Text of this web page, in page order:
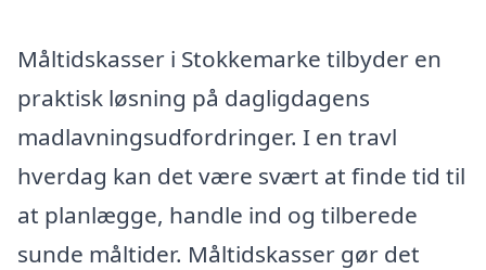
Måltidskasser i Stokkemarke tilbyder en
praktisk løsning på dagligdagens
madlavningsudfordringer. I en travl
hverdag kan det være svært at finde tid til
at planlægge, handle ind og tilberede
sunde måltider. Måltidskasser gør det